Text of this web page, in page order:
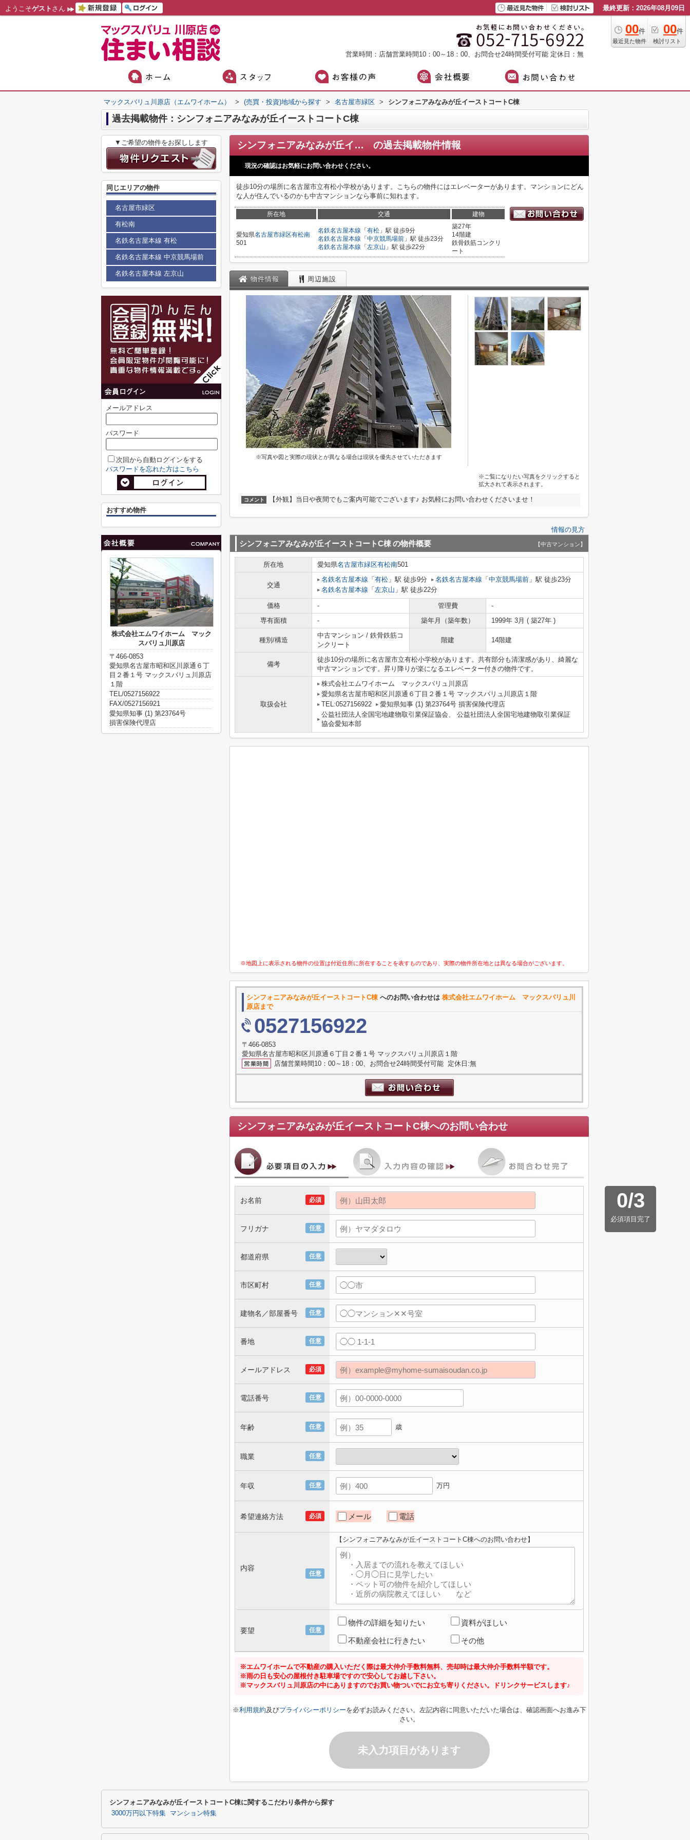
ようこそゲスト さん 最終更新：2026年08月09日
00件
最近見た物件
00件
検討リスト
営業時間：店舗営業時間10：00～18：00、お問合せ24時間受付可能 定休日：無
マックスバリュ川原店（エムワイホーム） > (売買・投資)地域から探す > 名古屋市緑区 > シンフォニアみなみが丘イーストコートC棟
過去掲載物件：シンフォニアみなみが丘イーストコートC棟
シンフォニアみなみが丘イーストコートC棟 の過去掲載物件情報
現況の確認はお気軽にお問い合わせください。
徒歩10分の場所に名古屋市立有松小学校があります。こちらの物件にはエレベーターがあります。マンションにどん
な人が住んでいるのかも中古マンションなら事前に知れます。
所在地 交通 建物
愛知県名古屋市緑区有松南
501
名鉄名古屋本線 「 有松 」駅 徒歩9分
名鉄名古屋本線 「 中京競馬場前 」駅 徒歩23分
名鉄名古屋本線 「 左京山 」駅 徒歩22分
築27年
14階建
鉄骨鉄筋コンクリ
ート
物件情報 周辺施設
※写真や図と実際の現状とが異なる場合は現状を優先させていただきます
※ご覧になりたい写真をクリックすると
拡大されて表示されます。
コメント 【外観】当日や夜間でもご案内可能でございます♪ お気軽にお問い合わせくださいませ！
情報の見方
シンフォニアみなみが丘イーストコートC棟の物件概要 【中古マンション】
所在地 愛知県名古屋市緑区有松南501
交通
名鉄名古屋本線 「 有松 」駅 徒歩9分 名鉄名古屋本線 「 中京競馬場前 」駅 徒歩23分
名鉄名古屋本線 「 左京山 」駅 徒歩22分
価格 - 管理費
-
専有面積
- 築年月（築年数） 1999年 3月 ( 築27年 )
種別/構造
中古マンション / 鉄骨鉄筋コ
ンクリート
階建 14階建
備考
徒歩10分の場所に名古屋市立有松小学校があります。共有部分も清潔感があり、綺麗な
中古マンションです。昇り降りが楽になるエレベーター付きの物件です。
取扱会社
株式会社エムワイホーム マックスバリュ川原店
愛知県名古屋市昭和区川原通６丁目２番１号 マックスバリュ川原店１階
TEL:0527156922
愛知県知事 (1) 第23764号 損害保険代理店
公益社団法人全国宅地建物取引業保証協会、 公益社団法人全国宅地建物取引業保証
協会愛知本部
※地図上に表示される物件の位置は付近住所に所在することを表すものであり、実際の物件所在地とは異なる場合がございます。
シンフォニアみなみが丘イーストコートC棟 へのお問い合わせは 株式会社エムワイホーム マックスバリュ川
原店まで
0527156922
〒466-0853
愛知県名古屋市昭和区川原通６丁目２番１号 マックスバリュ川原店１階
店舗営業時間10：00～18：00、お問合せ24時間受付可能 定休日:無
シンフォニアみなみが丘イーストコートC棟へのお問い合わせ
0/3
必須項目完了
必須
お名前
任意
フリガナ
任意
都道府県
任意
市区町村
任意
建物名／部屋番号
任意
番地
必須
メールアドレス
任意
電話番号
任意
年齢 歳
任意
職業
任意
年収 万円
必須
希望連絡方法 メール 電話
任意
内容
【シンフォニアみなみが丘イーストコートC棟へのお問い合わせ】
任意
要望
物件の詳細を知りたい 資料がほしい
不動産会社に行きたい その他
※エムワイホームで不動産の購入いただく際は最大仲介手数料無料、売却時は最大仲介手数料半額です。
※雨の日も安心の屋根付き駐車場ですので安心してお越し下さい。
※マックスバリュ川原店の中にありますのでお買い物ついでにお立ち寄りください。ドリンクサービスします♪
※利用規約及びプライバシーポリシーを必ずお読みください。左記内容に同意いただいた場合は、確認画面へお進み下
さい。
未入力項目があります
▼ご希望の物件をお探しします
同じエリアの物件
名古屋市緑区
有松南
名鉄名古屋本線 有松
名鉄名古屋本線 中京競馬場前
名鉄名古屋本線 左京山
メールアドレス
パスワード
次回から自動ログインをする
パスワードを忘れた方はこちら
おすすめ物件
株式会社エムワイホーム マック
スバリュ川原店
〒466-0853
愛知県名古屋市昭和区川原通６丁
目２番１号 マックスバリュ川原店
１階
TEL/0527156922
FAX/0527156921
愛知県知事 (1) 第23764号
損害保険代理店
シンフォニアみなみが丘イーストコートC棟に関するこだわり条件から探す
3000万円以下特集 マンション特集